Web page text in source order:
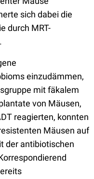
sich dabei die
durch MRT-
einzudämmen,
mit fäkalem
von Mäusen,
reagierten, konnten
Mäusen auf
der antibiotischen